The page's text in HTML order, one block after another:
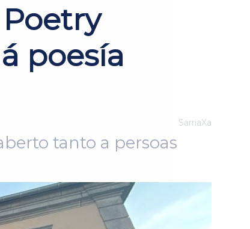
poesía
SarriaXa
tanto a persoas